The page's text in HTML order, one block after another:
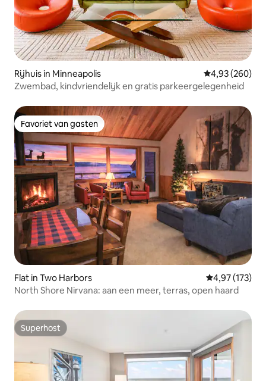
Rijhuis in Minneapolis Gemiddelde
4,93 (260)
Zwembad, kindvriendelijk en gratis parkeergelegenheid
Favoriet van gasten
Favoriet van gasten
Flat in Two Harbors Gemiddelde
4,97 (173)
North Shore Nirvana: aan een meer, terras, open haard
Superhost
Superhost